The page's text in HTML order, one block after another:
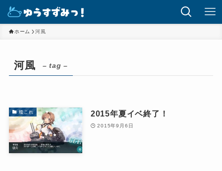
ホーム 河風
河風 – tag –
艦これ 2015年夏イベ終了！
2015年9月6日